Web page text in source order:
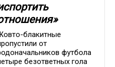
блакитные
от
футбола
безответных гола